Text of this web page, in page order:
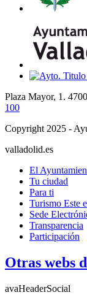
Plaza Mayor, 1.
100
Copyright 2025 -
valladolid.es
El
Tu ciudad
Para ti
Turismo Este
Sede
Transparencia
Participación
Otras webs
avaHeaderSocial